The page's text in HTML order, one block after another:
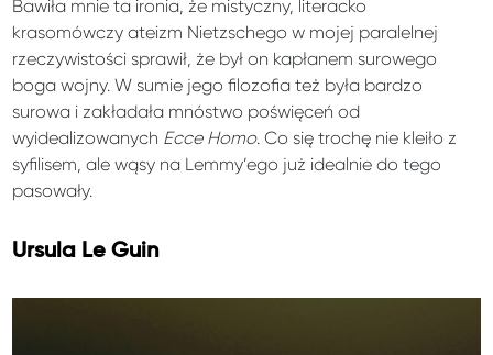
Bawiła mnie ta ironia, że mistyczny, literacko
krasomówczy ateizm Nietzschego w mojej paralelnej
rzeczywistości sprawił, że był on kapłanem surowego
boga wojny. W sumie jego filozofia też była bardzo
surowa i zakładała mnóstwo poświęceń od
wyidealizowanych Ecce Homo. Co się trochę nie kleiło z
syfilisem, ale wąsy na Lemmy’ego już idealnie do tego
pasowały.
Ursula Le Guin